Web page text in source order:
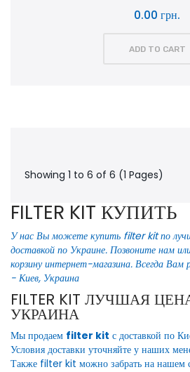
0.00 грн.
ADD TO CART
Showing 1 to 6 of 6 (1 Pages)
FILTER KIT КУПИТЬ
У нас Вы можете купить filter kit по
доставкой по Украине. Позвоните нам
корзину интернет-магазина. Всегда
- Киев, Украина
FILTER KIT ЛУЧШАЯ
УКРАИНА
Мы продаем filter kit с доставкой по
Условия доставки уточняйте у наших
Также filter kit можно забрать на нашем